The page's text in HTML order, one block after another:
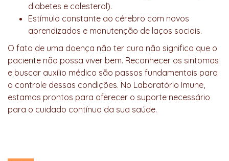
diabetes e colesterol).
Estímulo constante ao cérebro com novos
aprendizados e manutenção de laços sociais.
O fato de uma doença não ter cura não significa que o
paciente não possa viver bem. Reconhecer os sintomas
e buscar auxílio médico são passos fundamentais para
o controle dessas condições. No Laboratório Imune,
estamos prontos para oferecer o suporte necessário
para o cuidado contínuo da sua saúde.